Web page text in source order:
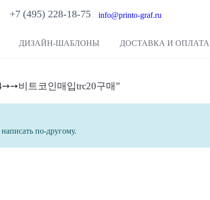
+7 (495) 228-18-75info@printo-graf.ru
ДИЗАЙН-ШАБЛОНЫ ДОСТАВКА И ОПЛАТА
비트코인매입trc20구매”
по-другому.